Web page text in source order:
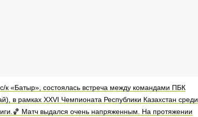
к «Батыр», состоялась встреча между командами ПБК
в рамках XXVI Чемпионата Республики Казахстан среди
Матч выдался очень напряженным. На протяжении